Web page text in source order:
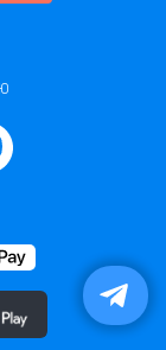
додаток в PlayMarket